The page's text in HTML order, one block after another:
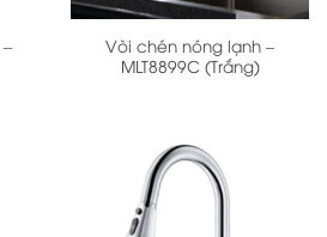
Vòi chén nóng lạnh –
MLT8899C (Trắng)